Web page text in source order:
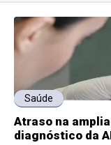
Saúde
Atraso na
diagnóstico da